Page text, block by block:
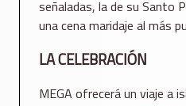
señaladas, la de su Santo
una cena maridaje al más
LA CELEBRACIÓN
MEGA ofrecerá un viaje a